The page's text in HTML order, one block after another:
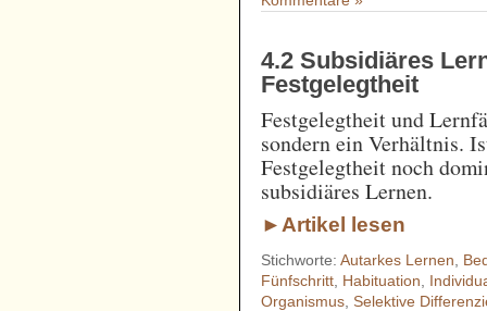
4.2 Subsidiäres
Festgelegtheit
Festgelegtheit und
sondern ein Verhältnis.
Festgelegtheit noch
subsidiäres Lernen.
►Artikel lesen
Stichworte:Autarkes Lernen
Fünfschritt Habituation
Organismus ,Selektive